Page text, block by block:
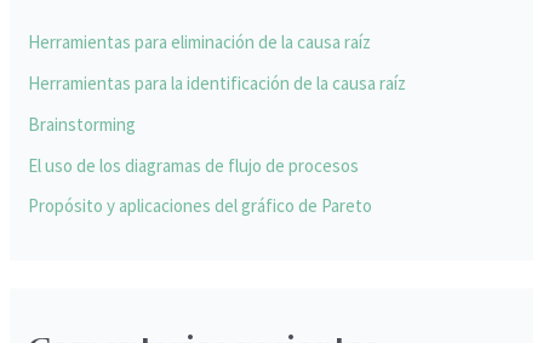
p
o
r
Herramientas para eliminación de la causa raíz
Herramientas para la identificación de la causa raíz
Brainstorming
El uso de los diagramas de flujo de procesos
Propósito y aplicaciones del gráfico de Pareto